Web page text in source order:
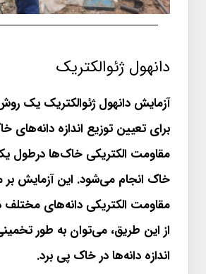
دانهول ژئوالکتریک
آزمایش دانهول ژئوالکتریک یک
برای تعیین توزیع اندازه دانه‌های
مقاومت الکتریکی خاک‌ها درطول
خاک انجام می‌شود. این آزمایش بر
مقاومت الکتریکی دانه‌های
از این طریق، می‌توان به طور
اندازه دانه‌ها در خاک پی برد.